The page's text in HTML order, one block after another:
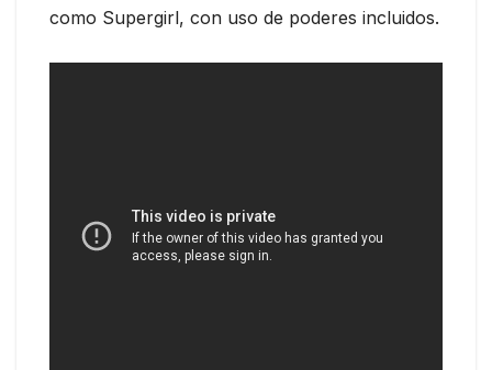
como Supergirl, con uso de poderes incluidos.